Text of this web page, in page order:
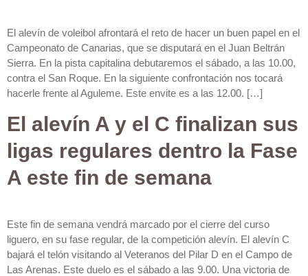
El alevín de voleibol afrontará el reto de hacer un buen papel en el
Campeonato de Canarias, que se disputará en el Juan Beltrán
Sierra. En la pista capitalina debutaremos el sábado, a las 10.00,
contra el San Roque. En la siguiente confrontación nos tocará
hacerle frente al Aguleme. Este envite es a las 12.00. […]
El alevín A y el C finalizan sus
ligas regulares dentro la Fase
A este fin de semana
Este fin de semana vendrá marcado por el cierre del curso
liguero, en su fase regular, de la competición alevín. El alevín C
bajará el telón visitando al Veteranos del Pilar D en el Campo de
Las Arenas. Este duelo es el sábado a las 9.00. Una victoria de